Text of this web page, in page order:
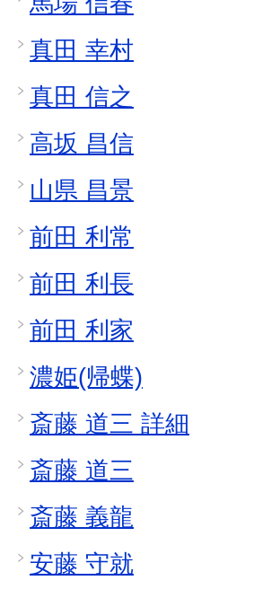
真田 幸村
真田 信之
高坂 昌信
山県 昌景
前田 利常
前田 利長
前田 利家
濃姫(帰蝶)
斎藤 道三 詳細
斎藤 道三
斎藤 義龍
安藤 守就